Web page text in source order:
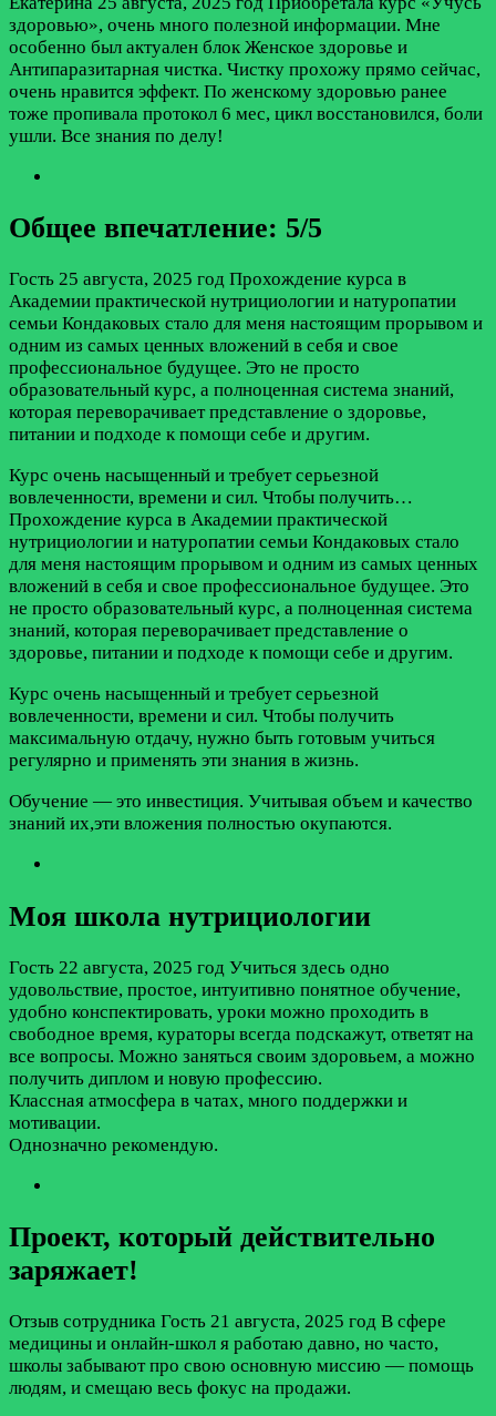
здоровью», очень много полезной информации. Мне
особенно был актуален блок Женское здоровье и
Антипаразитарная чистка. Чистку прохожу прямо сейчас,
очень нравится эффект. По женскому здоровью ранее
тоже пропивала протокол 6 мес, цикл восстановился, боли
ушли. Все знания по делу!
Общее впечатление: 5/5
Гость 25 августа, 2025 год Прохождение курса в
Академии практической нутрициологии и натуропатии
семьи Кондаковых стало для меня настоящим прорывом и
одним из самых ценных вложений в себя и свое
профессиональное будущее. Это не просто
образовательный курс, а полноценная система знаний,
которая переворачивает представление о здоровье,
питании и подходе к помощи себе и другим.
Курс очень насыщенный и требует серьезной
вовлеченности, времени и сил. Чтобы получить…
Прохождение курса в Академии практической
нутрициологии и натуропатии семьи Кондаковых стало
для меня настоящим прорывом и одним из самых ценных
вложений в себя и свое профессиональное будущее. Это
не просто образовательный курс, а полноценная система
знаний, которая переворачивает представление о
здоровье, питании и подходе к помощи себе и другим.
Курс очень насыщенный и требует серьезной
вовлеченности, времени и сил. Чтобы получить
максимальную отдачу, нужно быть готовым учиться
регулярно и применять эти знания в жизнь.
Обучение — это инвестиция. Учитывая объем и качество
знаний их,эти вложения полностью окупаются.
Моя школа нутрициологии
Гость 22 августа, 2025 год Учиться здесь одно
удовольствие, простое, интуитивно понятное обучение,
удобно конспектировать, уроки можно проходить в
свободное время, кураторы всегда подскажут, ответят на
все вопросы. Можно заняться своим здоровьем, а можно
получить диплом и новую профессию.
Классная атмосфера в чатах, много поддержки и
мотивации.
Однозначно рекомендую.
Проект, который действительно
заряжает!
Отзыв сотрудника Гость 21 августа, 2025 год В сфере
медицины и онлайн-школ я работаю давно, но часто,
школы забывают про свою основную миссию — помощь
людям, и смещаю весь фокус на продажи.